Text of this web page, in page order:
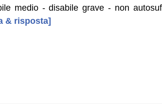
medio - disabile grave - non
& risposta]